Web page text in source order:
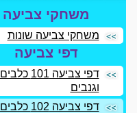
משחקי צביעה
משחקי צביעה שונות
דפי צביעה
דפי צביעה 101 כלבים
וגנבים
דפי צביעה 102 כלבים